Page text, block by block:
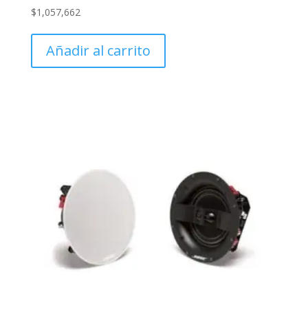
$1,057,662
Añadir al carrito